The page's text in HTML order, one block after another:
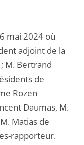
mai 2024 où
adjoint de la
M. Bertrand
de
Rozen
Daumas, M.
Matias de
rapporteur.